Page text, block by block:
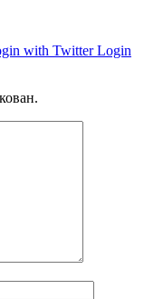
with TwitterLogin